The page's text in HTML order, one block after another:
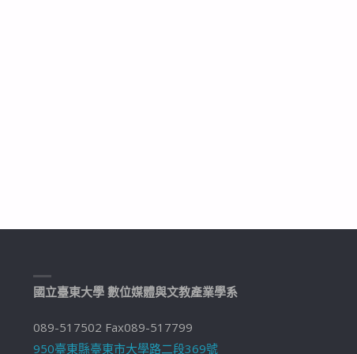
國立臺東大學 數位媒體與文教產業學系
089-517502 Fax089-517799
950臺東縣臺東市大學路二段369號